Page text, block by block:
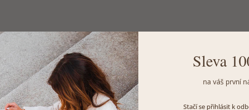
Sleva
na váš první
Stačí se přihlásit k